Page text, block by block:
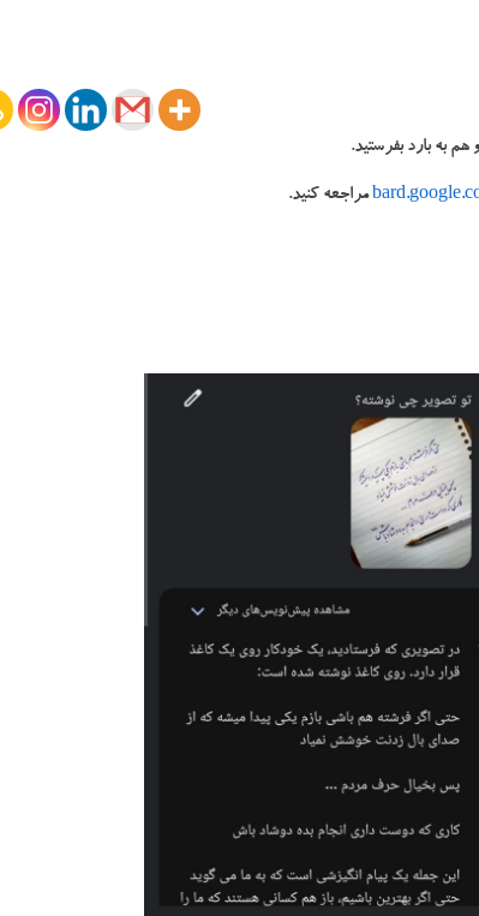
به بارد بفرستید.
مراجعه کنید.